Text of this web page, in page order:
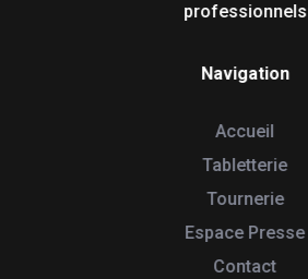
professionnels
Navigation
Accueil
Tabletterie
Tournerie
Espace Presse
Contact